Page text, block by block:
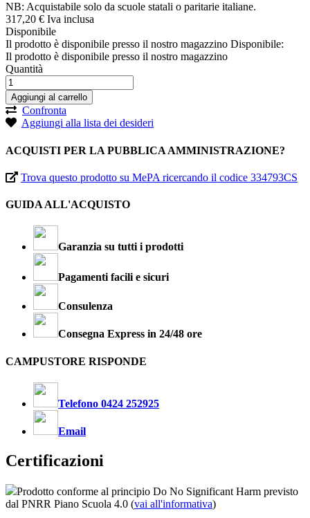
NB: Acquistabile solo da scuole statali o paritarie italiane.
317,20 € Iva inclusa
Disponibile
Il prodotto è disponibile presso il nostro magazzino Disponibile:
Il prodotto è disponibile presso il nostro magazzino
Quantità
Aggiungi al carrello
Confronta
Aggiungi alla lista dei desideri
ACQUISTI PER LA PUBBLICA AMMINISTRAZIONE?
Trova questo prodotto su MePA ricercando il codice 334793CS
GUIDA ALL'ACQUISTO
Garanzia su tutti i prodotti
Pagamenti facili e sicuri
Consulenza
Consegna Express in 24/48 ore
CAMPUSTORE RISPONDE
Telefono 0424 252925
Email
Certificazioni
Prodotto conforme al principio Do No Significant Harm previsto
dal PNRR Piano Scuola 4.0 (vai all'informativa)